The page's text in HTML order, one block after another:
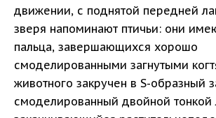
движении, с поднятой передней
зверя напоминают птичьи: они
пальца, завершающихся хорошо
смоделированными загнутыми
животного закручен в S-образный
смоделированный двойной тонкой